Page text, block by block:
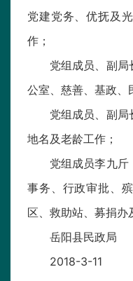
党建党务、优抚及
作；
党组成员、副
公室、慈善、基政、
党组成员、副局
地名及老龄工作；
党组成员李九斤
事务、行政审批、
区、救助站、募捐办
岳阳县民政局
2018-3-11